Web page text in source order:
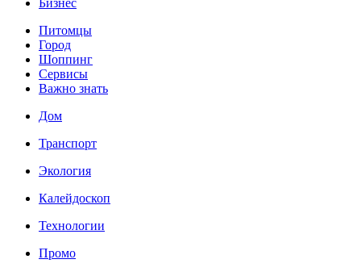
Питомцы
Город
Шоппинг
Сервисы
Важно знать
Дом
Транспорт
Экология
Калейдоскоп
Технологии
Промо